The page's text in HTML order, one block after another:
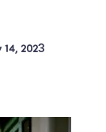
14, 2023